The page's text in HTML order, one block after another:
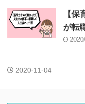
【
が転
2020-11-04